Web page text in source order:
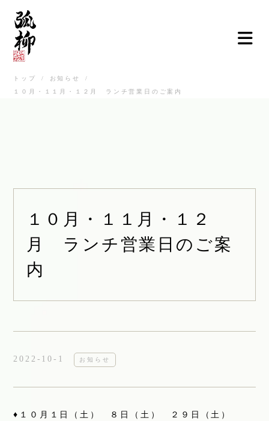
ご挨拶
弧柳継心
お取寄せ
トップ / お知らせ
/
１０月・１１月・１２月 ランチ営業日のご案内
１０月・１１月・１２
月 ランチ営業日のご案
内
2022-10-1 お知らせ
♦１０月１日（土） ８日（土） ２９日（土）